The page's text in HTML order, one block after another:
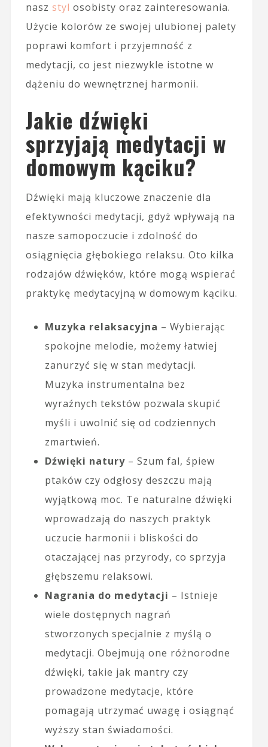
nasz styl osobisty oraz zainteresowania.
Użycie kolorów ze swojej ulubionej palety
poprawi komfort i przyjemność z
medytacji, co jest niezwykle istotne w
dążeniu do wewnętrznej harmonii.
Jakie dźwięki
sprzyjają medytacji w
domowym kąciku?
Dźwięki mają kluczowe znaczenie dla
efektywności medytacji, gdyż wpływają na
nasze samopoczucie i zdolność do
osiągnięcia głębokiego relaksu. Oto kilka
rodzajów dźwięków, które mogą wspierać
praktykę medytacyjną w domowym kąciku.
Muzyka relaksacyjna – Wybierając
spokojne melodie, możemy łatwiej
zanurzyć się w stan medytacji.
Muzyka instrumentalna bez
wyraźnych tekstów pozwala skupić
myśli i uwolnić się od codziennych
zmartwień.
Dźwięki natury– Szum fal, śpiew
ptaków czy odgłosy deszczu mają
wyjątkową moc. Te naturalne dźwięki
wprowadzają do naszych praktyk
uczucie harmonii i bliskości do
otaczającej nas przyrody, co sprzyja
głębszemu relaksowi.
Nagrania do medytacji – Istnieje
wiele dostępnych nagrań
stworzonych specjalnie z myślą o
medytacji. Obejmują one różnorodne
dźwięki, takie jak mantry czy
prowadzone medytacje, które
pomagają utrzymać uwagę i osiągnąć
wyższy stan świadomości.